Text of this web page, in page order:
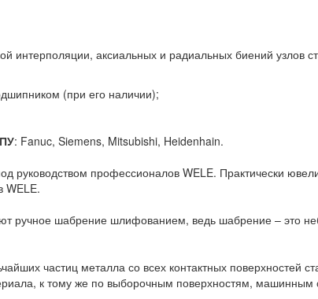
интерполяции, аксиальных и радиальных биений узлов
(при его наличии);
: Fanuc, Siemens, Mitsubishi, Heidenhain.
руководством профессионалов WELE. Практически
WELE.
ручное шабрение шлифованием, ведь шабрение – это
частиц металла со всех контактных поверхностей
к тому же по выборочным поверхностям,